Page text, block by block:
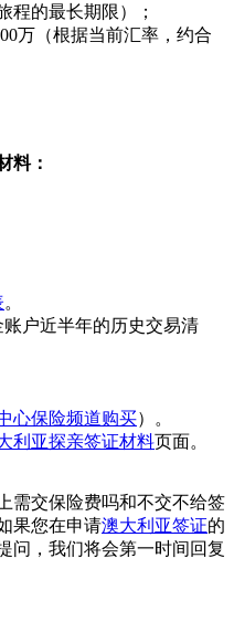
程的最长期限）；
万（根据当前汇率，约合
料：
。
户近半年的历史交易清
心保险频道购买）。
利亚探亲签证材料页面。
需交保险费吗和不交不给签
果您在申请澳大利亚签证的
问，我们将会第一时间回复